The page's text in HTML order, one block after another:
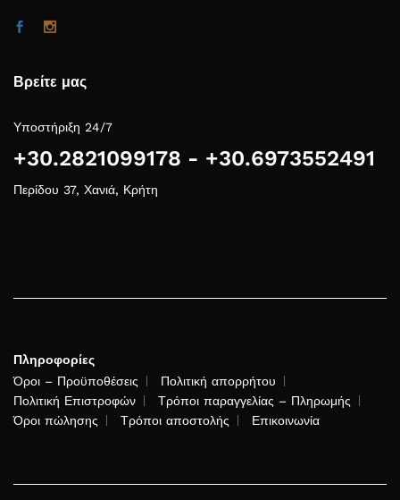
Βρείτε μας
Υποστήριξη 24/7
+30.2821099178 - +30.6973552491
Περίδου 37, Χανιά, Κρήτη
Πληροφορίες
Όροι – Προϋποθέσεις
Πολιτική απορρήτου
Πολιτική Επιστροφών
Τρόποι παραγγελίας – Πληρωμής
Όροι πώλησης
Τρόποι αποστολής Επικοινωνία